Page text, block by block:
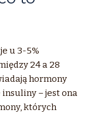
u 3-5%
24 a 28
hormony
– jest ona
których